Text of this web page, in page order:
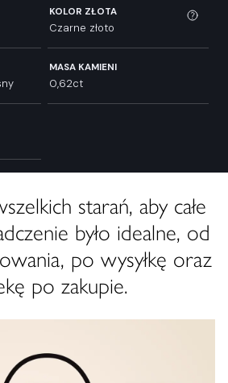
KOLOR ZŁOTA
Czarne złoto
MASA KAMIENI
0,62ct
starań, aby całe
było idealne, od
po wysyłkę oraz
po zakupie.